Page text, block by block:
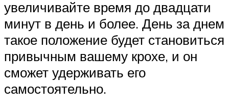
увеличивайте время до двадцати
минут в день и более. День за днем
такое положение будет становиться
привычным вашему крохе, и он
сможет удерживать его
самостоятельно.